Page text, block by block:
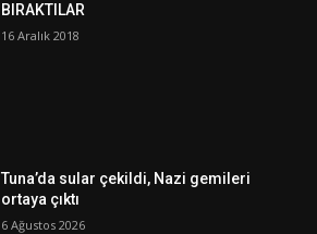
BIRAKTILAR
16 Aralık 2018
Tuna’da sular çekildi, Nazi gemileri
ortaya çıktı
6 Ağustos 2026